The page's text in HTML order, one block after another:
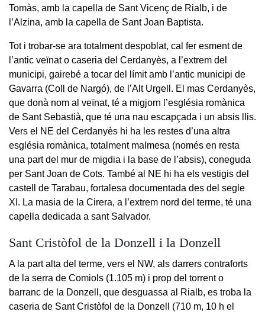
Tomàs, amb la capella de Sant Vicenç de Rialb, i de
l’Alzina, amb la capella de Sant Joan Baptista.
Tot i trobar-se ara totalment despoblat, cal fer esment de
l’antic veïnat o caseria del Cerdanyès, a l’extrem del
municipi, gairebé a tocar del límit amb l’antic municipi de
Gavarra (Coll de Nargó), de l’Alt Urgell. El mas Cerdanyès,
que donà nom al veïnat, té a migjorn l’església romànica
de Sant Sebastià, que té una nau escapçada i un absis llis.
Vers el NE del Cerdanyès hi ha les restes d’una altra
església romànica, totalment malmesa (només en resta
una part del mur de migdia i la base de l’absis), coneguda
per Sant Joan de Cots. També al NE hi ha els vestigis del
castell de Tarabau, fortalesa documentada des del segle
XI. La masia de la Cirera, a l’extrem nord del terme, té una
capella dedicada a sant Salvador.
Sant Cristòfol de la Donzell i la Donzell
A la part alta del terme, vers el NW, als darrers contraforts
de la serra de Comiols (1.105 m) i prop del torrent o
barranc de la Donzell, que desguassa al Rialb, es troba la
caseria de Sant Cristòfol de la Donzell (710 m, 10 h el